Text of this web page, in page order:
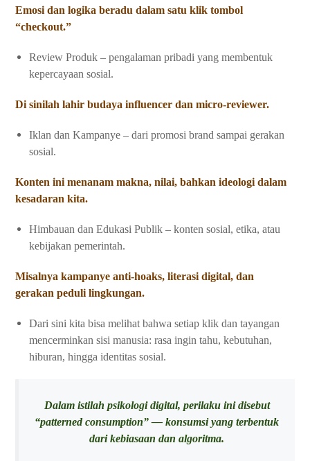
Emosi dan logika beradu dalam satu klik tombol
“checkout.”
Review Produk – pengalaman pribadi yang membentuk
kepercayaan sosial.
Di sinilah lahir budaya influencer dan micro-reviewer.
Iklan dan Kampanye – dari promosi brand sampai gerakan
sosial.
Konten ini menanam makna, nilai, bahkan ideologi dalam
kesadaran kita.
Himbauan dan Edukasi Publik – konten sosial, etika, atau
kebijakan pemerintah.
Misalnya kampanye anti-hoaks, literasi digital, dan
gerakan peduli lingkungan.
Dari sini kita bisa melihat bahwa setiap klik dan tayangan
mencerminkan sisi manusia: rasa ingin tahu, kebutuhan,
hiburan, hingga identitas sosial.
Dalam istilah psikologi digital, perilaku ini disebut
“patterned consumption” — konsumsi yang terbentuk
dari kebiasaan dan algoritma.